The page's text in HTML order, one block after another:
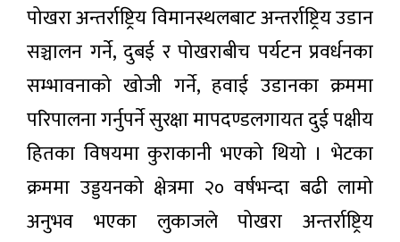
सार्वजनिक,
एक जनाले
पाए १०
नेप्से
४.०५
अंक घटे,
कारोबार
रकम
पनि घटे
७ घण्टा
अगाडी
दूरसञ्चार
प्राधिकरणद्वारा
सेवा
प्रदायकलाई
आठबुँदे कडा
निर्देशन: फोजी
गुणस्तर सुधार
र फाइभजी
७ घण्टा अगाडी
१०० वर्ष
पुरानो
पोखरा अन्तर्राष्ट्रिय विमानस्थलबाट अन्तर्राष्ट्रिय उडान
सञ्चालन गर्ने, दुबई र पोखराबीच पर्यटन प्रवर्धनका
सम्भावनाको खोजी गर्ने, हवाई उडानका क्रममा
परिपालना गर्नुपर्ने सुरक्षा मापदण्डलगायत दुई पक्षीय
हितका विषयमा कुराकानी भएको थियो । भेटका
क्रममा उड्डयनको क्षेत्रमा २० वर्षभन्दा बढी लामो
अनुभव भएका लुकाजले पोखरा अन्तर्राष्ट्रिय